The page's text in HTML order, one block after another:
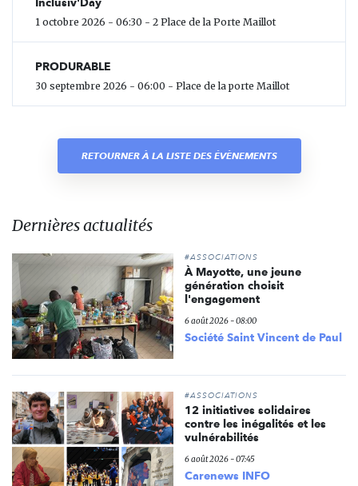
1 octobre 2026 - 06:30 - 2 Place de la Porte Maillot
PRODURABLE
30 septembre 2026 - 06:00 - Place de la porte Maillot
RETOURNER À LA LISTE DES ÉVÈNEMENTS
Dernières actualités
#ASSOCIATIONS
À Mayotte, une jeune
génération choisit
l'engagement
6 août 2026 - 08:00
Société Saint Vincent de Paul
#ASSOCIATIONS
12 initiatives solidaires
contre les inégalités et les
vulnérabilités
6 août 2026 - 07:45
Carenews INFO